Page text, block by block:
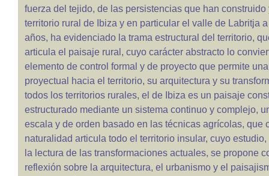
fuerza del tejido, de las persistencias que han construido
territorio rural de Ibiza y en particular el valle de Labritja
años, ha evidenciado la trama estructural del territorio,
articula el paisaje rural, cuyo carácter abstracto lo
elemento de control formal y de proyecto que permite
proyectual hacia el territorio, su arquitectura y su
todos los territorios rurales, el de Ibiza es un paisaje
estructurado mediante un sistema continuo y complejo,
escala y de orden basado en las técnicas agrícolas, que
naturalidad articula todo el territorio insular, cuyo
la lectura de las transformaciones actuales, se propone
reflexión sobre la arquitectura, el urbanismo y el